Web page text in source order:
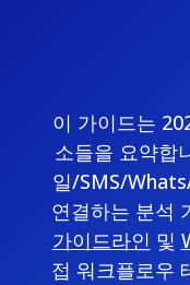
이 가이드는
소들을 요약합
일/SMS/
연결하는 분석
가이드라인 및
접 워크플로우